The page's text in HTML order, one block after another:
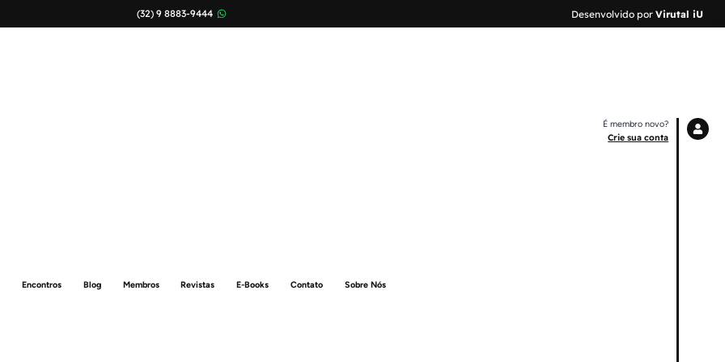
(32) 9 8883-9444 Desenvolvido por Virutal iU
Encontros Blog Membros Revistas E-Books Contato Sobre Nós
É membro novo?
Crie sua conta